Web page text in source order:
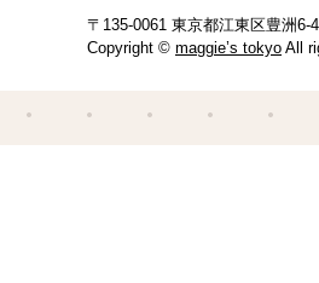
〒135-0061 東京都江東区豊洲6-
Copyright © maggie’s tokyo All